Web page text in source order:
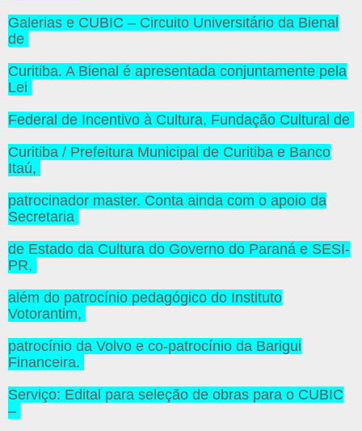
Galerias e CUBIC – Circuito Universitário da Bienal
de
Curitiba. A Bienal é apresentada conjuntamente pela
Lei
Federal de Incentivo à Cultura, Fundação Cultural de
Curitiba / Prefeitura Municipal de Curitiba e Banco
Itaú,
patrocinador master. Conta ainda com o apoio da
Secretaria
de Estado da Cultura do Governo do Paraná e SESI-
PR,
além do patrocínio pedagógico do Instituto
Votorantim,
patrocínio da Volvo e co-patrocínio da Barigui
Financeira.
Serviço: Edital para seleção de obras para o CUBIC
–